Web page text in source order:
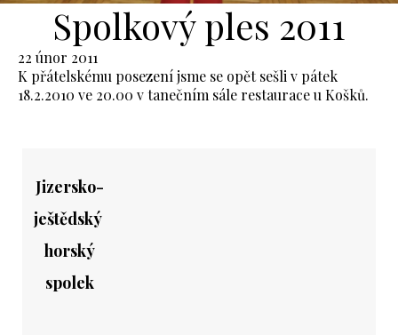
Spolkový ples 2011
22 únor 2011
K přátelskému posezení jsme se opět sešli v pátek
18.2.2010 ve 20.00 v tanečním sále restaurace u Košků.
Jizersko-
ještědský
horský
spolek